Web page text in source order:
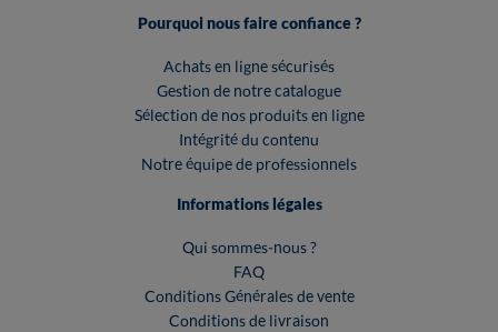
Pourquoi nous faire confiance ?
Achats en ligne sécurisés
Gestion de notre catalogue
Sélection de nos produits en ligne
Intégrité du contenu
Notre équipe de professionnels
Informations légales
Qui sommes-nous ?
FAQ
Conditions Générales de vente
Conditions de livraison